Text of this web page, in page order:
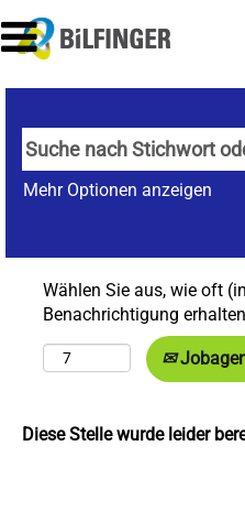
Mehr Optionen anzeigen
Wählen Sie aus, wie oft
Benachrichtigung
Diese Stelle wurde leider